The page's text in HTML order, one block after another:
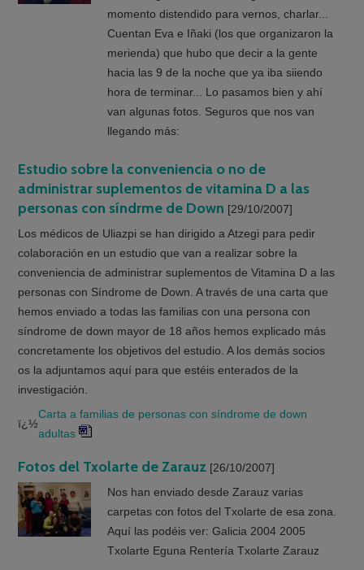
momento distendido para vernos, charlar...
Cuentan Eva e Iñaki (los que organizaron la
merienda) que hubo que decir a la gente
hacia las 9 de la noche que ya iba siiendo
hora de terminar... Lo pasamos bien y ahí
van algunas fotos. Seguros que nos van
llegando más:
Estudio sobre la conveniencia o no de
administrar suplementos de vitamina D a las
personas con síndrme de Down [29/10/2007]
Los médicos de Uliazpi se han dirigido a Atzegi para pedir
colaboración en un estudio que van a realizar sobre la
conveniencia de administrar suplementos de Vitamina D a las
personas con Síndrome de Down. A través de una carta que
hemos enviado a todas las familias con una persona con
síndrome de down mayor de 18 años hemos explicado más
concretamente los objetivos del estudio. A los demás socios
os la adjuntamos aquí para que estéis enterados de la
investigación.
ï¿½
Carta a familias de personas con síndrome de down
adultas
Fotos del Txolarte de Zarauz [26/10/2007]
Nos han enviado desde Zarauz varias
carpetas con fotos del Txolarte de esa zona.
Aquí las podéis ver: Galicia 2004 2005
Txolarte Eguna Rentería Txolarte Zarauz